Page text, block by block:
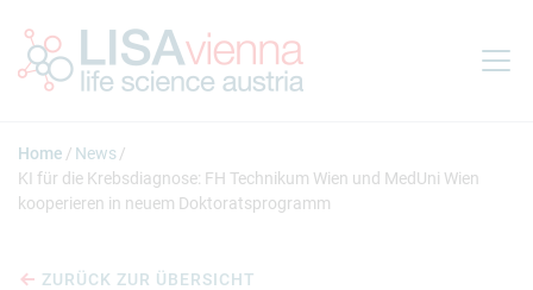
Home
News
KI für die Krebsdiagnose: FH Technikum Wien und MedUni Wien
kooperieren in neuem Doktoratsprogramm
ZURÜCK ZUR ÜBERSICHT